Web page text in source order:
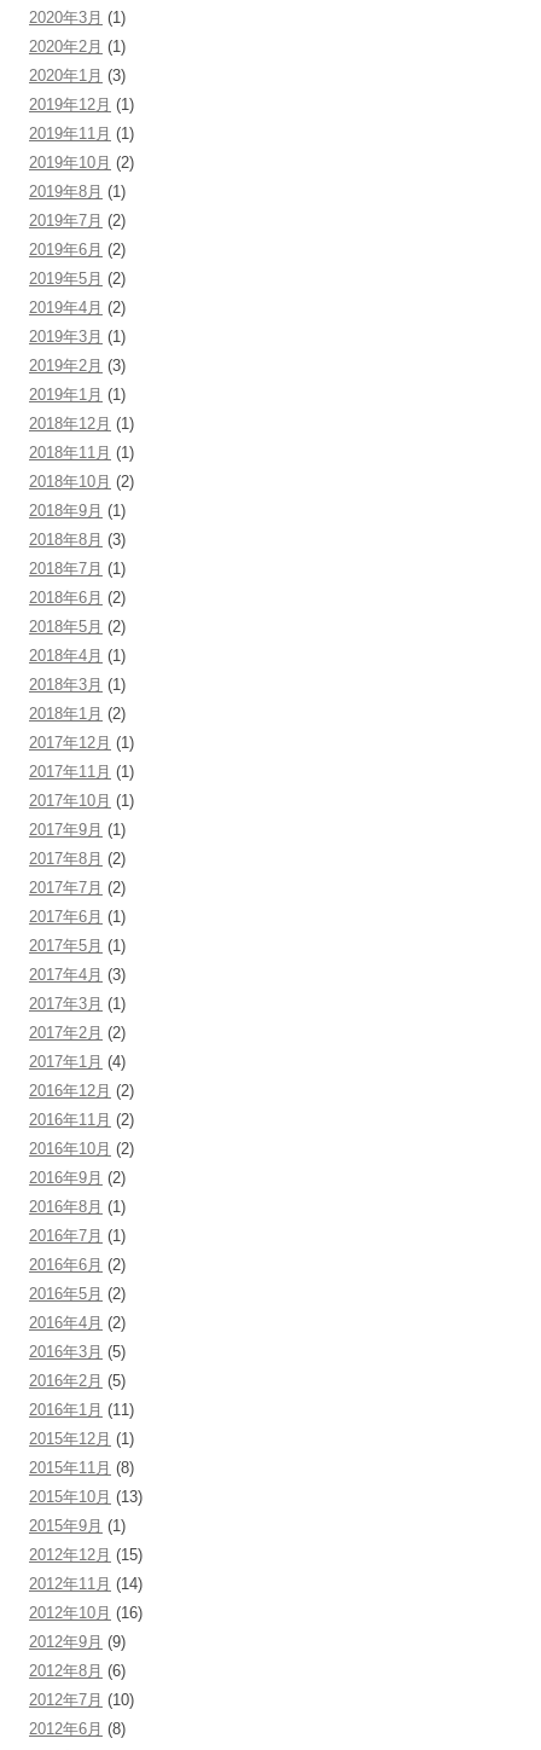
2020年3月 (1)
2020年2月 (1)
2020年1月 (3)
2019年12月 (1)
2019年11月 (1)
2019年10月 (2)
2019年8月 (1)
2019年7月 (2)
2019年6月 (2)
2019年5月 (2)
2019年4月 (2)
2019年3月 (1)
2019年2月 (3)
2019年1月 (1)
2018年12月 (1)
2018年11月 (1)
2018年10月 (2)
2018年9月 (1)
2018年8月 (3)
2018年7月 (1)
2018年6月 (2)
2018年5月 (2)
2018年4月 (1)
2018年3月 (1)
2018年1月 (2)
2017年12月 (1)
2017年11月 (1)
2017年10月 (1)
2017年9月 (1)
2017年8月 (2)
2017年7月 (2)
2017年6月 (1)
2017年5月 (1)
2017年4月 (3)
2017年3月 (1)
2017年2月 (2)
2017年1月 (4)
2016年12月 (2)
2016年11月 (2)
2016年10月 (2)
2016年9月 (2)
2016年8月 (1)
2016年7月 (1)
2016年6月 (2)
2016年5月 (2)
2016年4月 (2)
2016年3月 (5)
2016年2月 (5)
2016年1月 (11)
2015年12月 (1)
2015年11月 (8)
2015年10月 (13)
2015年9月 (1)
2012年12月 (15)
2012年11月 (14)
2012年10月 (16)
2012年9月 (9)
2012年8月 (6)
2012年7月 (10)
2012年6月 (8)